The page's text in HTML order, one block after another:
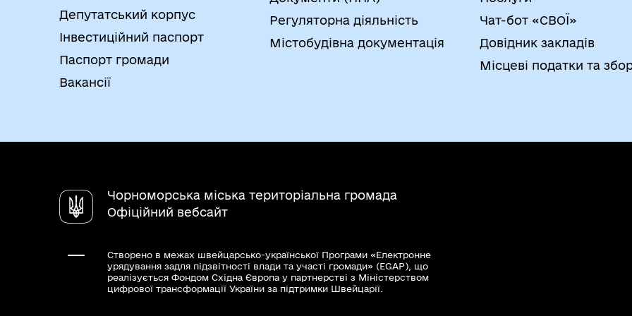
державному реєстрі юридичних осіб, фізичних осіб – підприємців та громадських
використання яких передбачено Законом України «Про державну реєстрацію юридичних
громадських формувань»
Документи подані до неналежного суб’єкта державної реєстрації.
Скаргу може подавати: оскаржувач, представник оскаржувача
Депутатський корпус
Інвестиційний паспорт
Паспорт громади
Вакансії
Регуляторна діяльність
Містобудівна документація
Чат-бот «СВОЇ»
Довідник закладів
Місцеві податки та
Чорноморська міська територіальна громада
Офіційний вебсайт
Створено в межах швейцарсько-української Програми «Електронне
урядування задля підзвітності влади та участі громади» (EGAP), що
реалізується Фондом Східна Європа у партнерстві з Міністерством
цифрової трансформації України за підтримки Швейцарії.